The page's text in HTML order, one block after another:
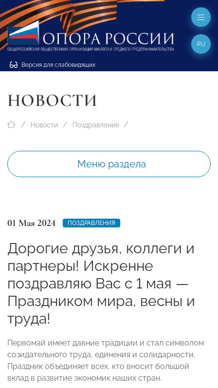
Версия для слабовидящих
RU
НОВОСТИ
Новости Поздравления
Меню раздела
01 Мая 2024 ПОЗДРАВЛЕНИЯ
Дорогие друзья, коллеги и
партнеры! Искренне
поздравляю Вас с 1 мая —
Праздником мира, весны и
труда!
Первомай имеет давние традиции и стал символом
созидательного труда, единения и солидарности.
Праздник объединяет всех, кто вносит большой
вклад в развитие экономик наших стран.